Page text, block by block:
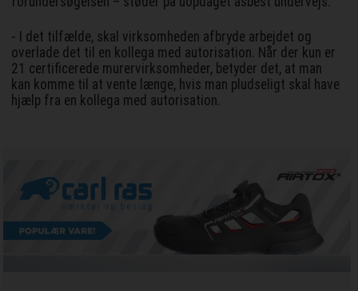
- I det tilfælde, skal virksomheden afbryde arbejdet og
overlade det til en kollega med autorisation. Når der kun er
21 certificerede murervirksomheder, betyder det, at man
kan komme til at vente længe, hvis man pludseligt skal have
hjælp fra en kollega med autorisation.